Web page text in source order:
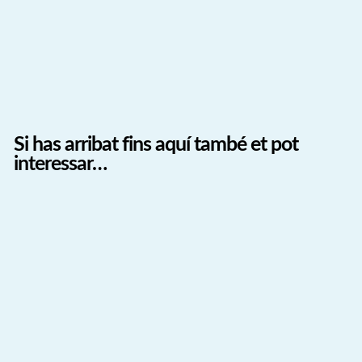
Si has arribat fins aquí també et pot
interessar…